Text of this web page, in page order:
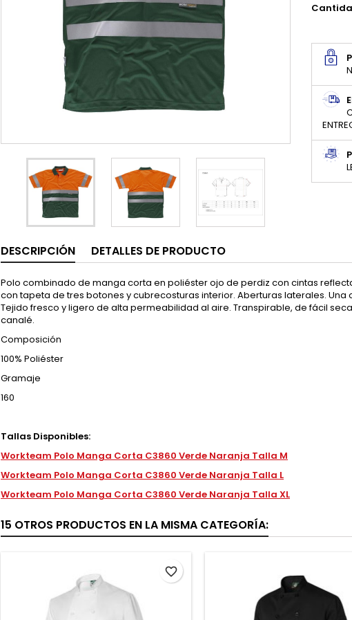
DESCRIPCIÓN DETALLES DE PRODUCTO
Polo combinado de manga corta en poliéster ojo de perdiz con cintas
con tapeta de tres botones y cubrecosturas interior. Aberturas laterales.
Tejido fresco y ligero de alta permeabilidad al aire. Transpirable, de fácil
canalé.
Composición
100% Poliéster
Gramaje
160
Tallas Disponibles:
Workteam Polo Manga Corta C3860 Verde Naranja Talla M
Workteam Polo Manga Corta C3860 Verde Naranja Talla L
Workteam Polo Manga Corta C3860 Verde Naranja Talla XL
15 OTROS PRODUCTOS EN LA MISMA CATEGORÍA:
favorite_border